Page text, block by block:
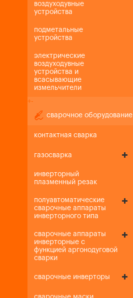
воздуходувные
устройства
подметальные
устройства
электрические
воздуходувные
устройства и
всасывающие
измельчители
+-
сварочное оборудование
контактная сварка
газосварка
инверторный
плазменный резак
полуавтоматические
сварочные аппараты
инверторного типа
сварочные аппараты
инверторные с
функцией аргонодуговой
сварки
сварочные инверторы